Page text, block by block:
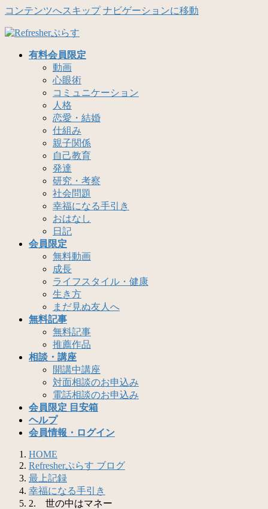
コンテンツへスキップ ナビゲーションに移動
有料会員限定
動画
心眼術
コミュニケーション
人格
恋愛・結婚
仕組み
親子関係
自己教育
発達
研究・考察
社会問題
幸福になる手引き
おはなし
日記
会員限定
無料動画
成長
ライフスタイル・健康
生き方
まだ見ぬ友人へ
無料記事
無料記事
推薦作品
相談・講座
開講中講座
対面相談のお申込み
電話相談のお申込み
会員限定 目安箱
ヘルプ
会員情報・ログイン
HOME
Refresherぷらす ブログ
最上記録
幸福になる手引き
2. 世の中はマネー